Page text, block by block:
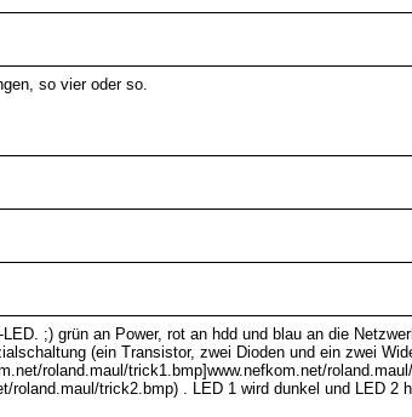
so vier oder so.
;) grün an Power, rot an hdd und blau an die
(ein Transistor, zwei Dioden und ein zwei
roland.maul/trick1.bmp]www.nefkom.net/
trick2.bmp) . LED 1 wird dunkel und LED 2